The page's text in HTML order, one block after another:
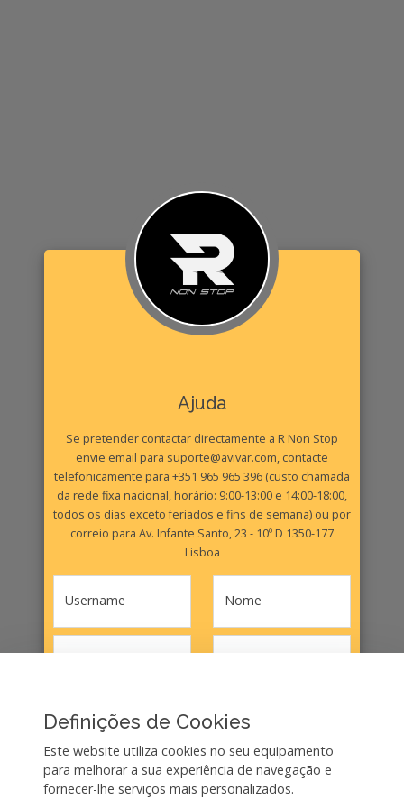
Ajuda
Se pretender contactar directamente a R Non Stop
envie email para suporte@avivar.com, contacte
telefonicamente para +351 965 965 396 (custo chamada
da rede fixa nacional, horário: 9:00-13:00 e 14:00-18:00,
todos os dias exceto feriados e fins de semana) ou por
correio para Av. Infante Santo, 23 - 10º D 1350-177
Lisboa
Username Nome
Definições de Cookies
Este website utiliza cookies no seu equipamento
para melhorar a sua experiência de navegação e
fornecer-lhe serviços mais personalizados.